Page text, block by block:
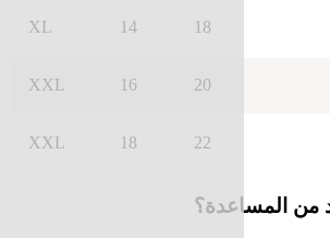
XL 14 18
XXL 16 20
XXL 18 22
من المساعدة؟